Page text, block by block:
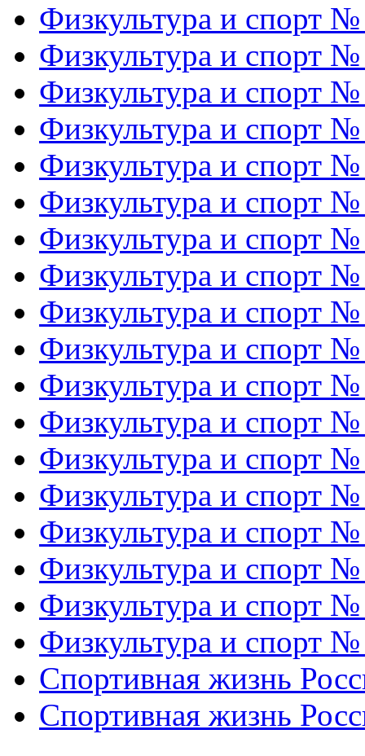
Физкультура и спорт
Физкультура и спорт
Физкультура и спорт
Физкультура и спорт
Физкультура и спорт
Физкультура и спорт
Физкультура и спорт
Физкультура и спорт
Физкультура и спорт
Физкультура и спорт
Физкультура и спорт
Физкультура и спорт
Физкультура и спорт
Физкультура и спорт
Физкультура и спорт
Физкультура и спорт
Физкультура и спорт
Физкультура и спорт
Спортивная жизнь
Спортивная жизнь